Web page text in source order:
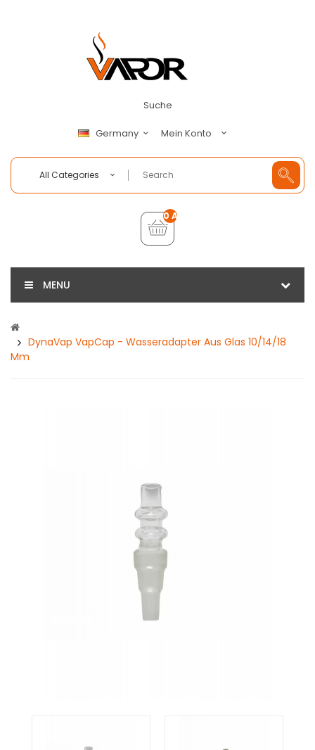
Suche
Germany Mein Konto
All Categories
0 Artikel - €0,00
MENU
DynaVap VapCap - Wasseradapter Aus Glas 10/14/18
Mm